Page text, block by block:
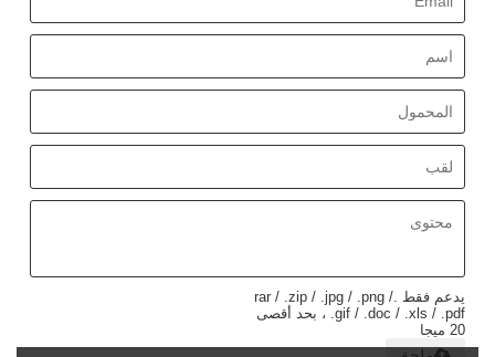
يدعم فقط .rar / .zip / .jpg / .png /
.gif / .doc / .xls / .pdf ، بحد أقصى
20 ميجا